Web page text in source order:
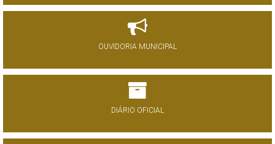
OUVIDORIA MUNICIPAL
DIÁRIO OFICIAL